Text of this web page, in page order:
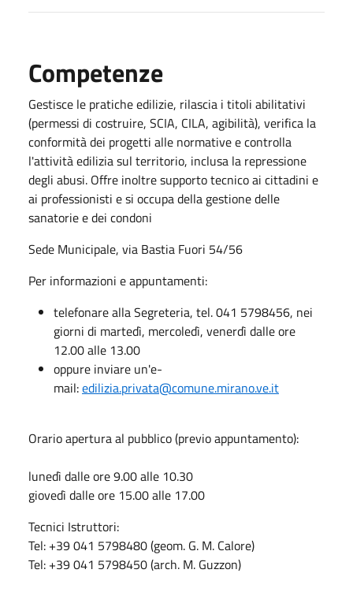
Competenze
Gestisce le pratiche edilizie, rilascia i titoli abilitativi
(permessi di costruire, SCIA, CILA, agibilità), verifica la
conformità dei progetti alle normative e controlla
l'attività edilizia sul territorio, inclusa la repressione
degli abusi. Offre inoltre supporto tecnico ai cittadini e
ai professionisti e si occupa della gestione delle
sanatorie e dei condoni
Sede Municipale, via Bastia Fuori 54/56
Per informazioni e appuntamenti:
telefonare alla Segreteria, tel. 041 5798456, nei
giorni di martedì, mercoledì, venerdì dalle ore
12.00 alle 13.00
oppure inviare un'e-
mail:edilizia.privata@comune.mirano.ve.it
Orario apertura al pubblico (previo appuntamento):
lunedì dalle ore 9.00 alle 10.30
giovedì dalle ore 15.00 alle 17.00
Tecnici Istruttori:
Tel: +39 041 5798480 (geom. G. M. Calore)
Tel: +39 041 5798450 (arch. M. Guzzon)